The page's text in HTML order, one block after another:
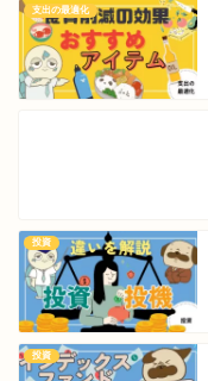
支出の最適化
投資
投資